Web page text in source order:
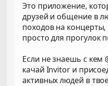
Это приложение,
друзей и общение в
походов на
просто для прогулок
Если не знаешь с кем
качай Invitor и
активных людей в